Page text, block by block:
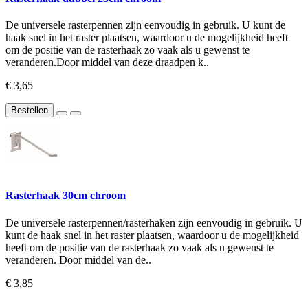
De universele rasterpennen zijn eenvoudig in gebruik. U kunt de
haak snel in het raster plaatsen, waardoor u de mogelijkheid heeft
om de positie van de rasterhaak zo vaak als u gewenst te
veranderen.Door middel van deze draadpen k..
€ 3,65
Bestellen
Rasterhaak 30cm chroom
De universele rasterpennen/rasterhaken zijn eenvoudig in gebruik. U
kunt de haak snel in het raster plaatsen, waardoor u de mogelijkheid
heeft om de positie van de rasterhaak zo vaak als u gewenst te
veranderen. Door middel van de..
€ 3,85